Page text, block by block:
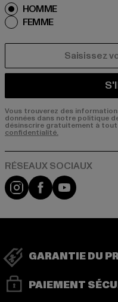
HOMME
FEMME
Vous trouverez des
données dans notre politique
désinscrire gratuitement à
confidentialité.
Visit our Instagram
Visit ourVisit our
GARANTIE DU
PAIEMENT